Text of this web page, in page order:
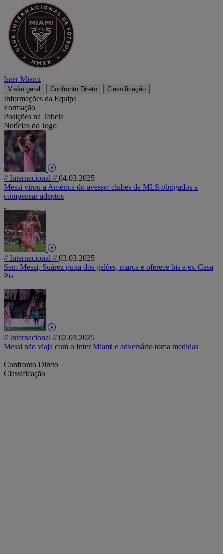
Inter Miami
Visão geral Confronto Direto Classificação
Informações da Equipa
Formação
Posições na Tabela
Notícias do Jogo
// Internacional //04.03.2025
Messi virou a América do avesso: clubes da MLS obrigados a
compensar adeptos
// Internacional //03.03.2025
Sem Messi, Suárez puxa dos galões, marca e oferece bis a ex-Casa
Pia
// Internacional //02.03.2025
Messi não viaja com o Inter Miami e adversário toma medidas
Confronto Direto
Classificação